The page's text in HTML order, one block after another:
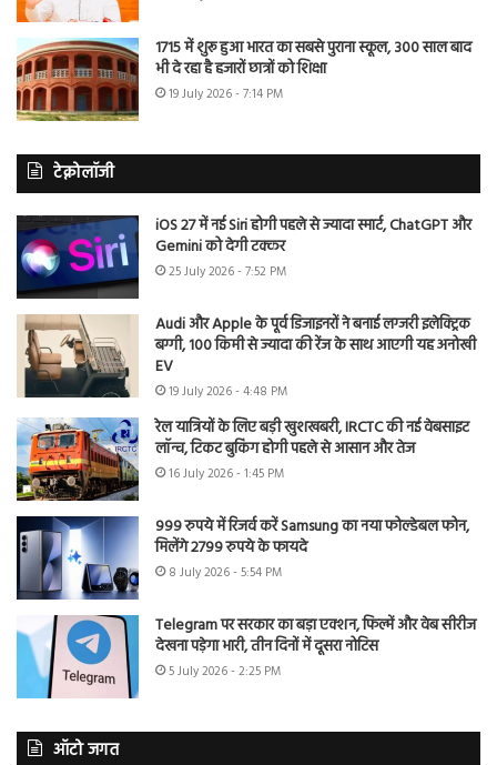
1715 में शुरू हुआ भारत का सबसे पुराना स्कूल, 300 साल बाद
भी दे रहा है हजारों छात्रों को शिक्षा
19 July 2026 - 7:14 PM
टेक्नोलॉजी
iOS 27 में नई Siri होगी पहले से ज्यादा स्मार्ट, ChatGPT और
Gemini को देगी टक्कर
25 July 2026 - 7:52 PM
Audi और Apple के पूर्व डिजाइनरों ने बनाई लग्जरी इलेक्ट्रिक
बग्गी, 100 किमी से ज्यादा की रेंज के साथ आएगी यह अनोखी
EV
19 July 2026 - 4:48 PM
रेल यात्रियों के लिए बड़ी खुशखबरी, IRCTC की नई वेबसाइट
लॉन्च, टिकट बुकिंग होगी पहले से आसान और तेज
16 July 2026 - 1:45 PM
999 रुपये में रिजर्व करें Samsung का नया फोल्डेबल फोन,
मिलेंगे 2799 रुपये के फायदे
8 July 2026 - 5:54 PM
Telegram पर सरकार का बड़ा एक्शन, फिल्में और वेब सीरीज
देखना पड़ेगा भारी, तीन दिनों में दूसरा नोटिस
5 July 2026 - 2:25 PM
ऑटो जगत